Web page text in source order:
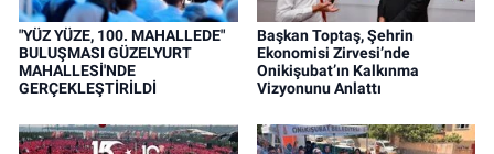
"YÜZ YÜZE, 100. MAHALLEDE"
BULUŞMASI GÜZELYURT
MAHALLESİ'NDE
GERÇEKLEŞTİRİLDİ
Başkan Toptaş, Şehrin
Ekonomisi Zirvesi’nde
Onikişubat’ın Kalkınma
Vizyonunu Anlattı